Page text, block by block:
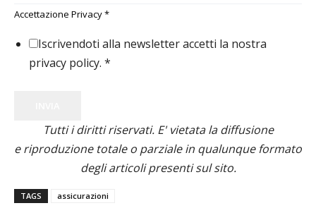
Accettazione Privacy*
Iscrivendoti alla newsletter accetti la nostra
privacy policy. *
Tutti i diritti riservati. E' vietata la diffusione
e riproduzione totale o parziale in qualunque formato
degli articoli presenti sul sito.
TAGS assicurazioni